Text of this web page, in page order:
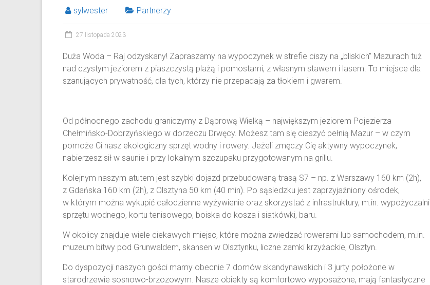
sylwester Partnerzy
27 listopada 2023
Duża Woda – Raj odzyskany! Zapraszamy na wypoczynek w strefie ciszy na „bliskich” Mazurach tuż
nad czystym jeziorem z piaszczystą plażą i pomostami, z własnym stawem i lasem. To miejsce dla
szanujących prywatność, dla tych, którzy nie przepadają za tłokiem i gwarem.
Od północnego zachodu graniczymy z Dąbrową Wielką – największym jeziorem Pojezierza
Chełmińsko-Dobrzyńskiego w dorzeczu Drwęcy. Możesz tam się cieszyć pełnią Mazur – w czym
pomoże Ci nasz ekologiczny sprzęt wodny i rowery. Jeżeli zmęczy Cię aktywny wypoczynek,
nabierzesz sił w saunie i przy lokalnym szczupaku przygotowanym na grillu.
Kolejnym naszym atutem jest szybki dojazd przebudowaną trasą S7 – np. z Warszawy 160 km (2h),
z Gdańska 160 km (2h), z Olsztyna 50 km (40 min). Po sąsiedzku jest zaprzyjaźniony ośrodek,
w którym można wykupić całodzienne wyżywienie oraz skorzystać z infrastruktury, m.in. wypożyczalni
sprzętu wodnego, kortu tenisowego, boiska do kosza i siatkówki, baru.
W okolicy znajduje wiele ciekawych miejsc, które można zwiedzać rowerami lub samochodem, m.in.
muzeum bitwy pod Grunwaldem, skansen w Olsztynku, liczne zamki krzyżackie, Olsztyn.
Do dyspozycji naszych gości mamy obecnie 7 domów skandynawskich i 3 jurty położone w
starodrzewie sosnowo-brzozowym. Nasze obiekty są komfortowo wyposażone, mają fantastyczne